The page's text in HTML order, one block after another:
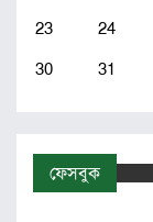
23
24
30
31
ফেসবুক